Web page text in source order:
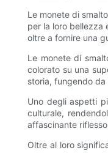
Le monete di
per la loro bellezza
oltre a fornire una
Le monete di
colorato su una
storia, fungendo
Uno degli aspetti
culturale,
affascinante
Oltre al loro